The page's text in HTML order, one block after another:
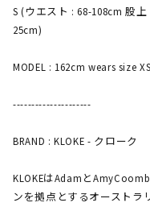
S (ウエスト : 68-108cm 股
25cm)
MODEL : 162cm wears size XS
---------------------
BRAND : KLOKE - クローク
KLOKEはAdamと
ンを拠点とするオーストラ